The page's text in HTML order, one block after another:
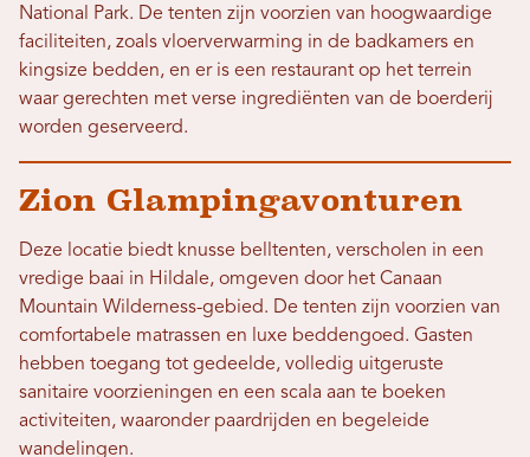
National Park. De tenten zijn voorzien van hoogwaardige
faciliteiten, zoals vloerverwarming in de badkamers en
kingsize bedden, en er is een restaurant op het terrein
waar gerechten met verse ingrediënten van de boerderij
worden geserveerd.
Zion Glampingavonturen
Deze locatie biedt knusse belltenten, verscholen in een
vredige baai in Hildale, omgeven door het Canaan
Mountain Wilderness-gebied. De tenten zijn voorzien van
comfortabele matrassen en luxe beddengoed. Gasten
hebben toegang tot gedeelde, volledig uitgeruste
sanitaire voorzieningen en een scala aan te boeken
activiteiten, waaronder paardrijden en begeleide
wandelingen.